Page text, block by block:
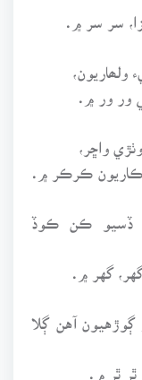
سر سر ۾.
ولھاريون،
ور ور ۾.
واڇر،
ڪرڪر ۾.
ڏسيو ڪن ڪوڏ
گهر ۾.
ڳوڙهيون آهن ڳلا
ٿر ۾.